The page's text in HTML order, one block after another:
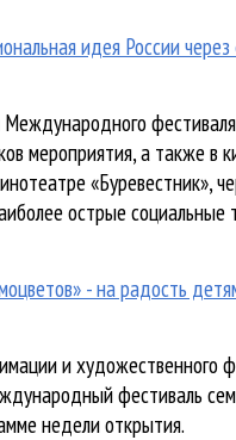
идея России
мероприятия, а также в
«Буревестник»,
острые социальные
- на радость
и художественного
фестиваль
недели открытия.